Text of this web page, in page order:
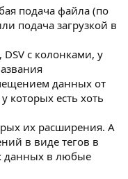
подача файла (по
подача загрузкой в
с колонками, у
данных от
которых есть хоть
их расширения. А
в виде тегов в
данных в любые